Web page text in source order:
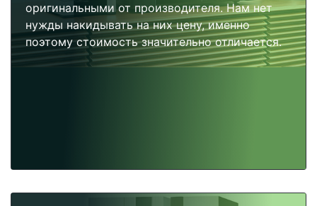
оригинальными от производителя. Нам нет
нужды накидывать на них цену, именно
поэтому стоимость значительно отличается.